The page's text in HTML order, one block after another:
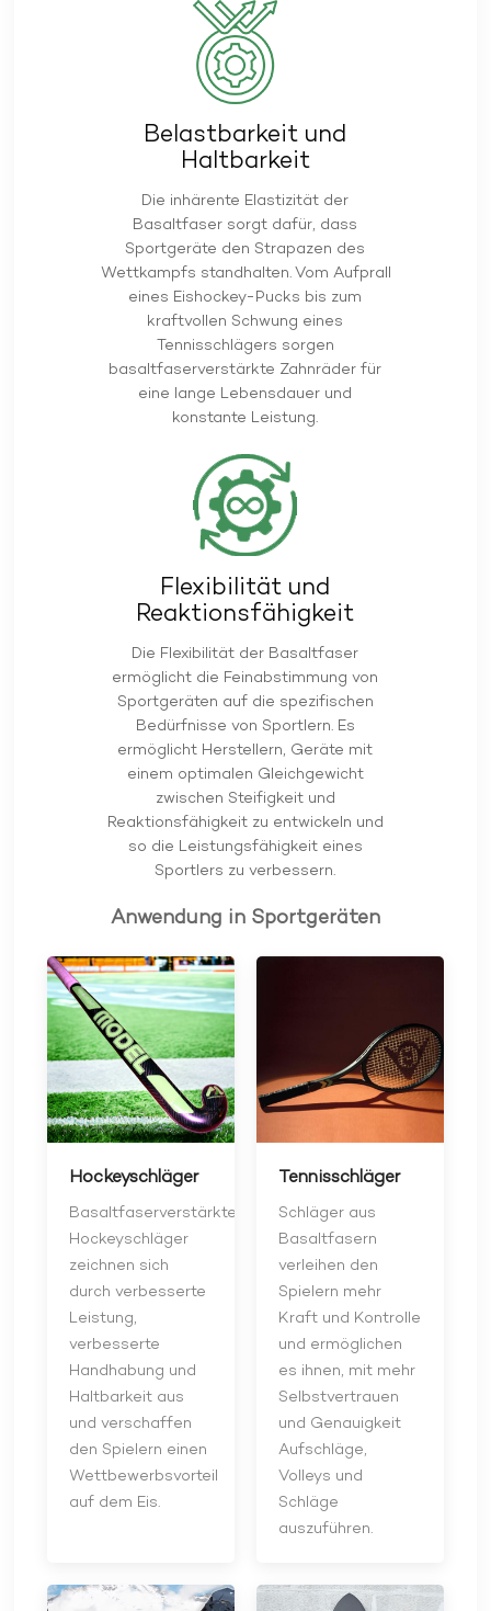
Belastbarkeit und
Haltbarkeit
Die inhärente Elastizität der
Basaltfaser sorgt dafür, dass
Sportgeräte den Strapazen des
Wettkampfs standhalten. Vom Aufprall
eines Eishockey-Pucks bis zum
kraftvollen Schwung eines
Tennisschlägers sorgen
basaltfaserverstärkte Zahnräder für
eine lange Lebensdauer und
konstante Leistung.
Flexibilität und
Reaktionsfähigkeit
Die Flexibilität der Basaltfaser
ermöglicht die Feinabstimmung von
Sportgeräten auf die spezifischen
Bedürfnisse von Sportlern. Es
ermöglicht Herstellern, Geräte mit
einem optimalen Gleichgewicht
zwischen Steifigkeit und
Reaktionsfähigkeit zu entwickeln und
so die Leistungsfähigkeit eines
Sportlers zu verbessern.
Anwendung in Sportgeräten
Hockeyschläger
Basaltfaserverstärkte
Hockeyschläger
zeichnen sich
durch verbesserte
Leistung,
verbesserte
Handhabung und
Haltbarkeit aus
und verschaffen
den Spielern einen
Wettbewerbsvorteil
auf dem Eis.
Tennisschläger
Schläger aus
Basaltfasern
verleihen den
Spielern mehr
Kraft und Kontrolle
und ermöglichen
es ihnen, mit mehr
Selbstvertrauen
und Genauigkeit
Aufschläge,
Volleys und
Schläge
auszuführen.